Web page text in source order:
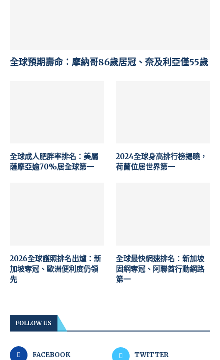
全球預期壽命：摩納哥86歲居冠、奈及利亞僅55歲
全球成人肥胖率排名：美屬
薩摩亞逾70%居全球第一
2024全球身高排行榜揭曉，
荷蘭位居世界第一
2026全球護照排名出爐：新
加坡奪冠、歐洲便利度仍領
先
全球最快網速排名：新加坡
固網奪冠、阿聯酋行動網路
第一
FOLLOW US
FACEBOOK TWITTER